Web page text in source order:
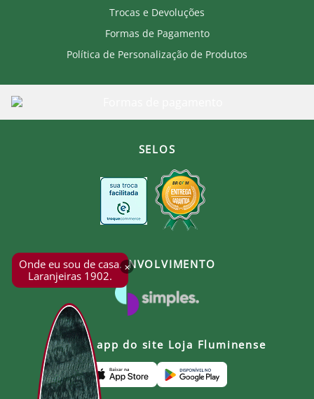
×
Onde eu sou de casa.
Laranjeiras 1902.
Trocas e Devoluções
Formas de Pagamento
Política de Personalização de Produtos
SELOS
DESENVOLVIMENTO
Baixe o app do site Loja Fluminense